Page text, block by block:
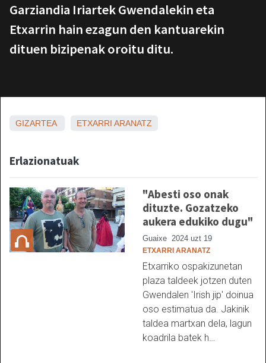
Garziandia Iriartek Gwendalekin eta
Etxarrin hain ezagun den kantuarekin
dituen bizipenak oroitu ditu.
GIZARTEA ETXARRI ARANATZ
Erlazionatuak
"Abesti oso onak
dituzte. Gozatzeko
aukera edukiko dugu"
Guaixe 2024 uzt 19
ETXARRI ARANATZ
Etxarriko ospakizunetan
plaza taldeek jotzen duten
Gwendalen 'Irish jip' doinua
oso estimatua da. Jakinik
taldea martxan dela, lagun
koadrila batek h…